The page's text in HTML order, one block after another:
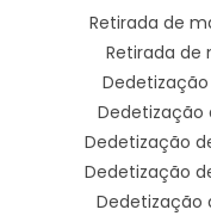
Retirada de
Retirada de
Dedetização
Dedetização
Dedetização
Dedetização